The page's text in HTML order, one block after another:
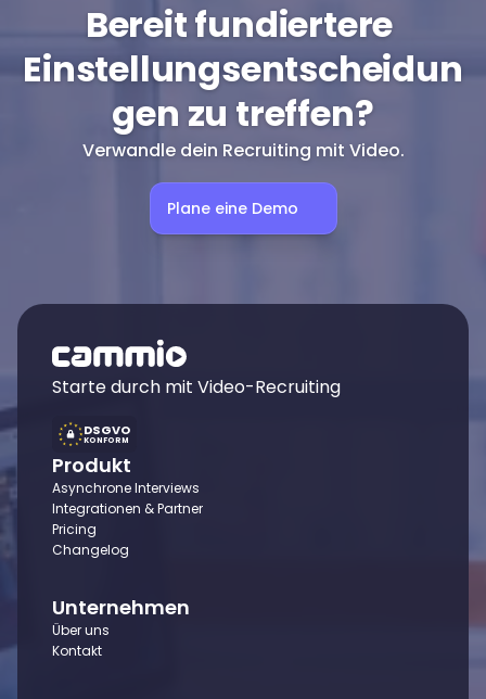
Bereit fundiertere
Einstellungsentscheidun
gen zu treffen?
Verwandle dein Recruiting mit Video.
Plane eine Demo
Starte durch mit Video-Recruiting
DSGVO
KONFORM
Produkt
Asynchrone Interviews
Integrationen & Partner
Pricing
Changelog
Unternehmen
Über uns
Kontakt